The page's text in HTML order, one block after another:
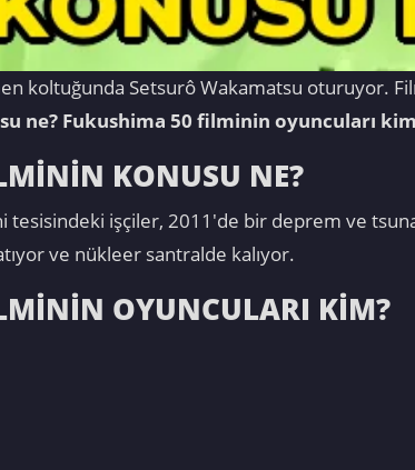
koltuğunda Setsurô Wakamatsu oturuyor.
ne? Fukushima 50 filminin oyuncuları
KONUSU NE?
tesisindeki işçiler, 2011'de bir deprem ve
ve nükleer santralde kalıyor.
OYUNCULARI KİM?